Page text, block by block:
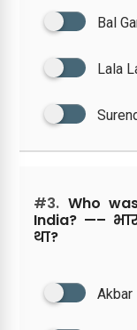
Bal
Lala
#3. Who
India? —–
था?